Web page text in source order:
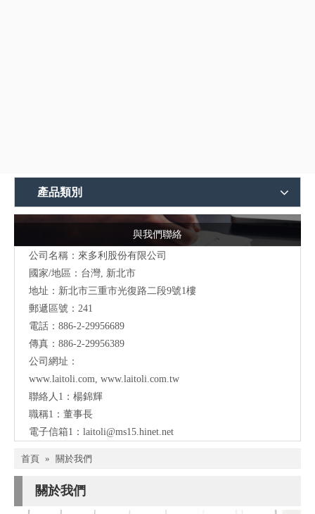
產品類別
與我們聯絡
公司名稱：來多利股份有限公司
國家/地區：台灣, 新北市
地址：新北市三重市光復路二段9號1樓
郵遞區號：241
電話：886-2-29956689
傳真：886-2-29956389
公司網址：
www.laitoli.com, www.laitoli.com.tw
聯絡人1：楊錦輝
職稱1：董事長
電子信箱1： laitoli@ms15.hinet.net
首頁 » 關於我們
關於我們